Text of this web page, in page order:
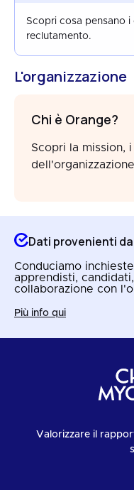
Scopri cosa pensano
reclutamento.
L'organizzazione
Chi è Orange?
Scopri la mission,
Dati provenienti
Conduciamo
apprendisti,
collaborazione con
Più info qui
Valorizzare il